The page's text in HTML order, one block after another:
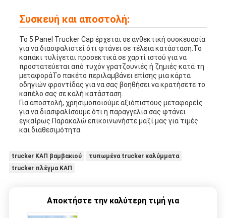
Συσκευή και αποστολή:
Το 5 Panel Trucker Cap έρχεται σε ανθεκτική συσκευασία
για να διασφαλιστεί ότι φτάνει σε τέλεια κατάσταση.Το
καπάκι τυλίγεται προσεκτικά σε χαρτί ιστού για να
προστατεύεται από τυχόν γρατζουνιές ή ζημιές κατά τη
μεταφοράΤο πακέτο περιλαμβάνει επίσης μια κάρτα
οδηγιών φροντίδας για να σας βοηθήσει να κρατήσετε το
καπέλο σας σε καλή κατάσταση.
Για αποστολή, χρησιμοποιούμε αξιόπιστους μεταφορείς
για να διασφαλίσουμε ότι η παραγγελία σας φτάνει
εγκαίρως.Παρακαλώ επικοινωνήστε μαζί μας για τιμές
και διαθεσιμότητα.
trucker ΚΑΠ βαμβακιού
τυπωμένα trucker καλύμματα
trucker πλέγμα ΚΑΠ
Αποκτήστε την καλύτερη τιμή για